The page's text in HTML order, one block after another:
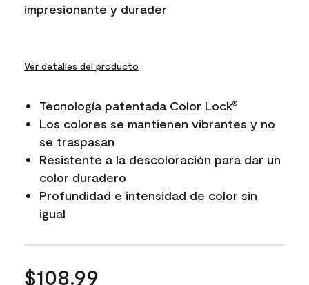
impresionante y durader
Ver detalles del producto
Tecnología patentada Color Lock®
Los colores se mantienen vibrantes y no
se traspasan
Resistente a la descoloración para dar un
color duradero
Profundidad e intensidad de color sin
igual
$108.99